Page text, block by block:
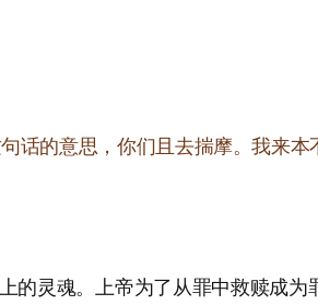
话的意思，你们且去揣摩。我来本
的灵魂。上帝为了从罪中救赎成为